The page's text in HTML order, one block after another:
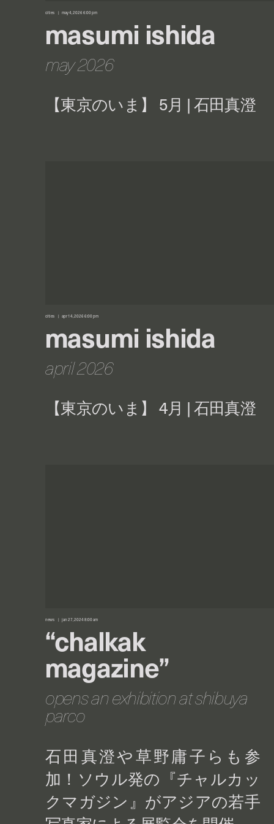
cities may 4, 2026 6:00 pm
masumi ishida
may 2026
cities apr 14, 2026 6:00 pm
masumi ishida
april 2026
news jan 27, 2024 8:00 am
“chalkak
magazine”
opens an exhibition at shibuya
parco